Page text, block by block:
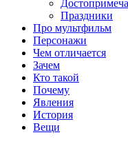
Праздники
Про мультфильм
Персонажи
Чем отличается
Зачем
Кто такой
Почему
Явления
История
Вещи